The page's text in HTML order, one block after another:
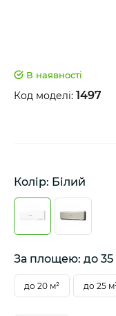
В наявності
Код моделі: 1497
Колір: Білий
За площею: до 35
до 20 м² до 25